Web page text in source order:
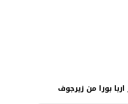
بورا من زيرجوف